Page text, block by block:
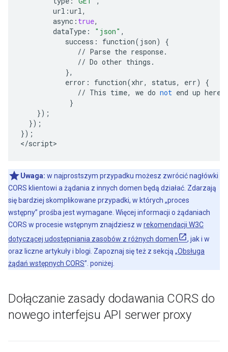
url :url,
async : true,
dataType : "json" ,
success : function( json)
{
// Parse the response.
// Do other things .
},
error : function(xhr, status, err)
{
// This time, we do not end up here
}
});
});
});
</script>
Uwaga: w najprostszym przypadku możesz zwrócić nagłówki
CORS klientowi a żądania z innych domen będą działać. Zdarzają
się bardziej skomplikowane przypadki, w których „proces
wstępny” prośba jest wymagane. Więcej informacji o żądaniach
CORS w procesie wstępnym znajdziesz w rekomendacji W3C
dotyczącej udostępniania zasobów z różnych domen
, jak i w
oraz liczne artykuły i blogi. Zapoznaj się też z sekcją „Obsługa
żądań wstępnych CORS”. poniżej.
Dołączanie zasady dodawania CORS do
nowego interfejsu API serwer proxy